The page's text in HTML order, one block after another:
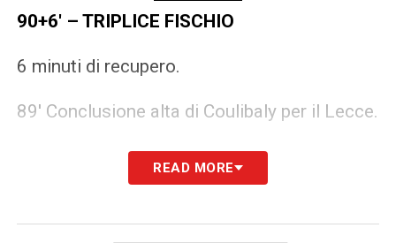
90+6′ – TRIPLICE FISCHIO
6 minuti di recupero.
89′ Conclusione alta di Coulibaly per il Lecce.
87′ Simeone per Lukaku, dentro anche Ngone
per Politano nel Napoli.
87′ Stringe troppo il mancino Politano, fuori.
READ MORE